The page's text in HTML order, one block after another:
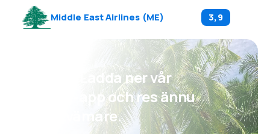
Middle East Airlines (ME) 3,9
Psst! Ladda ner vår
eSky-app och res ännu
bekvämare.